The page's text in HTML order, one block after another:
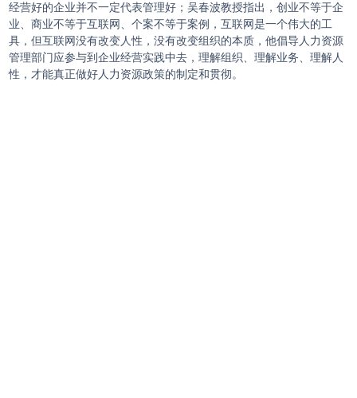
经营好的企业并不一定代表管理好；吴春波教授指出，创业不等于企
业、商业不等于互联网、个案不等于案例，互联网是一个伟大的工
具，但互联网没有改变人性，没有改变组织的本质，他倡导人力资源
管理部门应参与到企业经营实践中去，理解组织、理解业务、理解人
性，才能真正做好人力资源政策的制定和贯彻。